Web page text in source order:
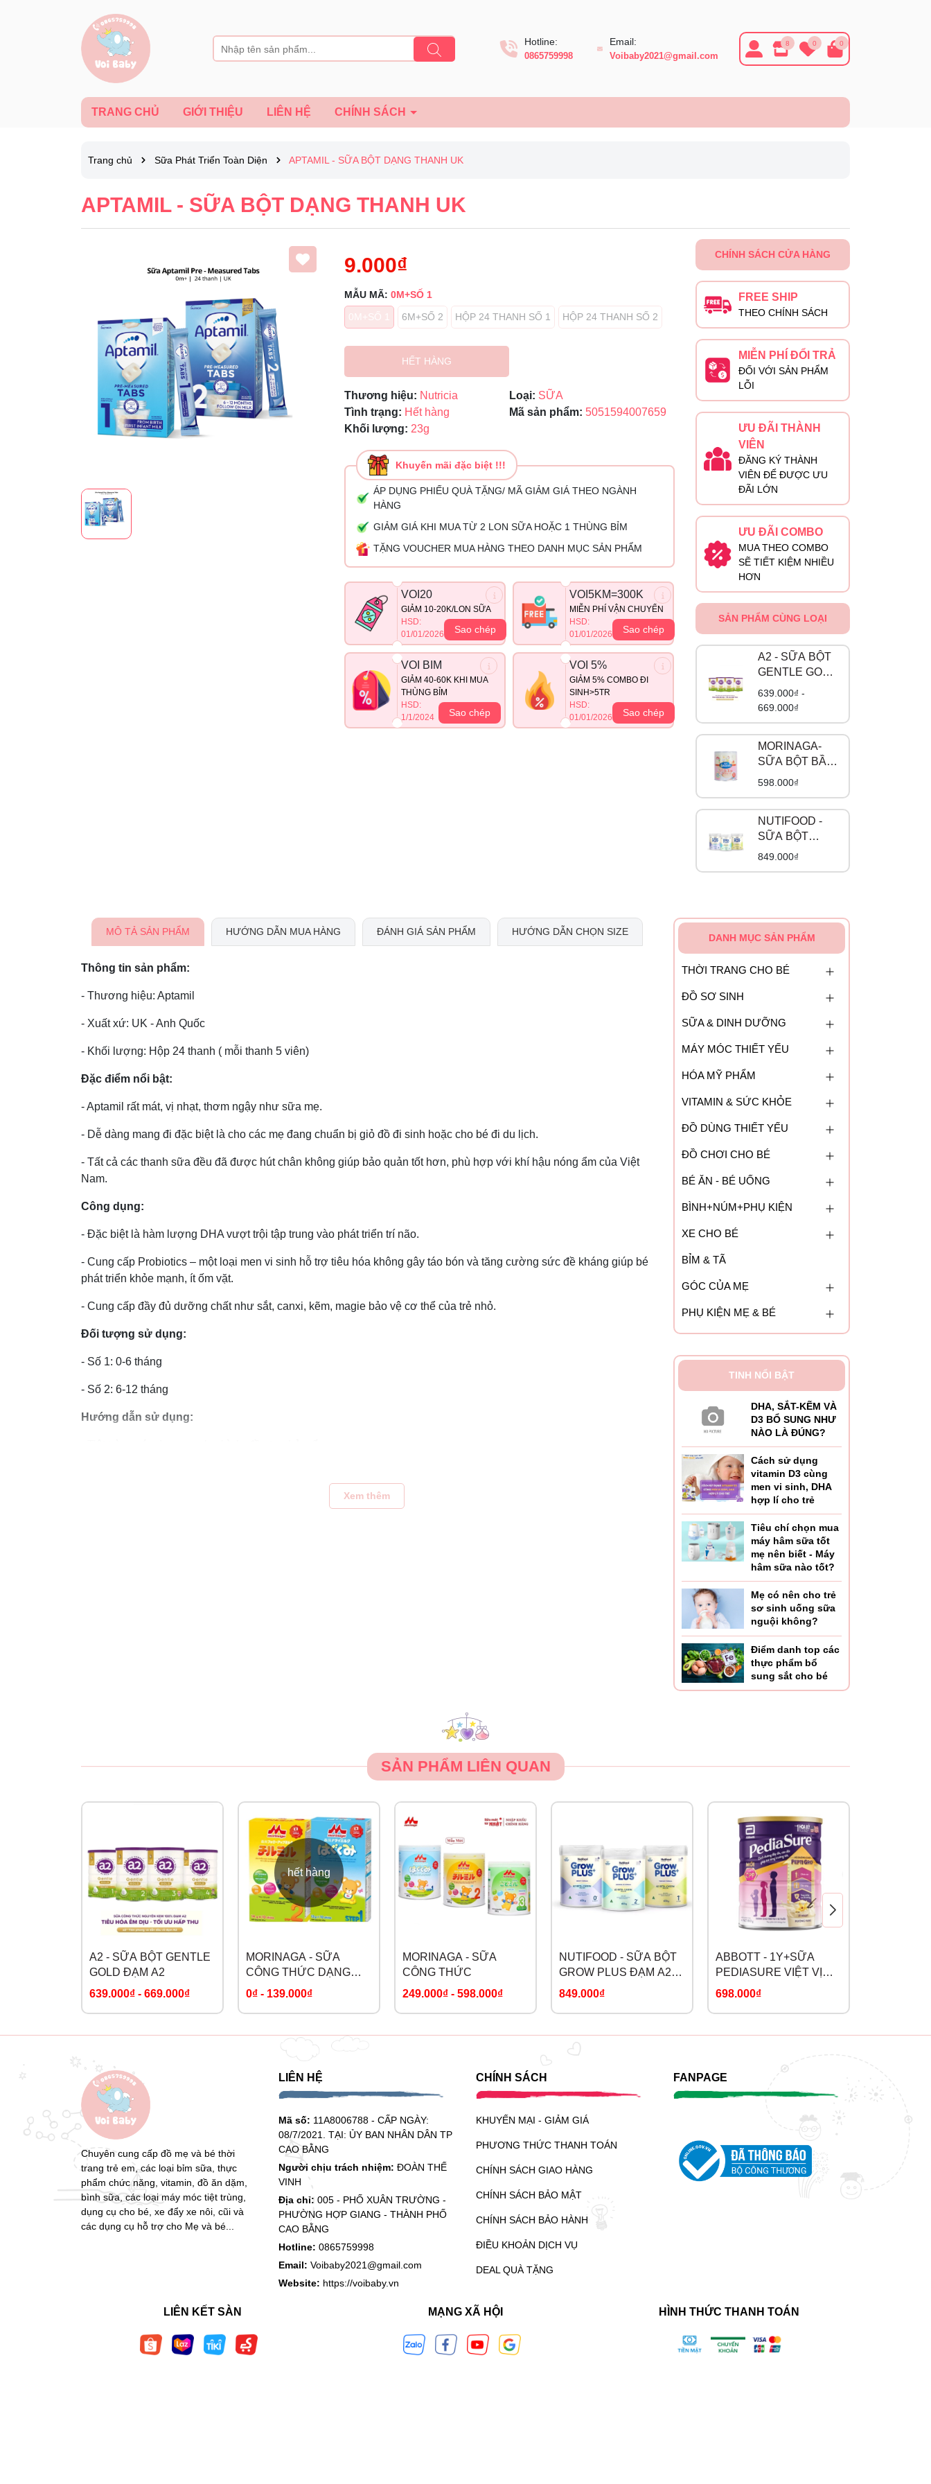
Hotline:
0865759998
Email:
Voibaby2021@gmail.com
8 0 0
TRANG CHỦ GIỚI THIỆU LIÊN HỆ CHÍNH SÁCH
Trang chủ Sữa Phát Triển Toàn Diện APTAMIL - SỮA BỘT DẠNG THANH UK
APTAMIL - SỮA BỘT DẠNG THANH UK
9.000₫
MẪU MÃ: 0M+SỐ 1
6M+SỐ 2 HỘP 24 THANH SỐ 1 HỘP 24 THANH SỐ 2
HẾT HÀNG
Thương hiệu: Nutricia Loại: SỮA
Tình trạng: Hết hàng Mã sản phẩm: 5051594007659
Khối lượng: 23g
Khuyến mãi đặc biệt !!!
ÁP DỤNG PHIẾU QUÀ TẶNG/ MÃ GIẢM GIÁ THEO NGÀNH
HÀNG
GIẢM GIÁ KHI MUA TỪ 2 LON SỮA HOẶC 1 THÙNG BỈM
TẶNG VOUCHER MUA HÀNG THEO DANH MỤC SẢN PHẨM
VOI20
GIẢM 10-20K/LON SỮA
HSD:
01/01/2026
Sao chép
VOI5KM=300K
MIỄN PHÍ VẬN CHUYỂN
HSD:
01/01/2026
Sao chép
VOI BIM
GIẢM 40-60K KHI MUA
THÙNG BỈM
HSD:
1/1/2024
Sao chép
VOI 5%
GIẢM 5% COMBO ĐI
SINH>5TR
HSD:
01/01/2026
Sao chép
Mã giảm giá:
Ngày hết hạn:
CHÍNH SÁCH CỬA HÀNG
FREE SHIP
THEO CHÍNH SÁCH
MIỄN PHÍ ĐỔI TRẢ
ĐỐI VỚI SẢN PHẨM
LỖI
ƯU ĐÃI THÀNH
VIÊN
ĐĂNG KÝ THÀNH
VIÊN ĐỂ ĐƯỢC ƯU
ĐÃI LỚN
ƯU ĐÃI COMBO
MUA THEO COMBO
SẼ TIẾT KIỆM NHIỀU
HƠN
SẢN PHẨM CÙNG LOẠI
A2 - SỮA BỘT
GENTLE GOLD
ĐẠM A2
639.000₫ -
669.000₫
MORINAGA-
SỮA BỘT BẦU
VỊ TRÀ SỮA
598.000₫
NUTIFOOD -
SỮA BỘT
GROW PLUS
849.000₫
MÔ TẢ SẢN PHẨM HƯỚNG DẪN MUA HÀNG ĐÁNH GIÁ SẢN PHẨM HƯỚNG DẪN CHỌN SIZE
Thông tin sản phẩm:
- Thương hiệu: Aptamil
- Xuất xứ: UK - Anh Quốc
- Khối lượng: Hộp 24 thanh ( mỗi thanh 5 viên)
Đặc điểm nổi bật:
- Aptamil rất mát, vị nhạt, thơm ngậy như sữa mẹ.
- Dễ dàng mang đi đặc biệt là cho các mẹ đang chuẩn bị giỏ đồ đi sinh hoặc cho bé đi du lịch.
- Tất cả các thanh sữa đều đã được hút chân không giúp bảo quản tốt hơn, phù hợp với khí hậu nóng ẩm của Việt
Nam.
Công dụng:
- Đặc biệt là hàm lượng DHA vượt trội tập trung vào phát triển trí não.
- Cung cấp Probiotics – một loại men vi sinh hỗ trợ tiêu hóa không gây táo bón và tăng cường sức đề kháng giúp bé
phát triển khỏe mạnh, ít ốm vặt.
- Cung cấp đầy đủ dưỡng chất như sắt, canxi, kẽm, magie bảo vệ cơ thể của trẻ nhỏ.
Đối tượng sử dụng:
- Số 1: 0-6 tháng
- Số 2: 6-12 tháng
Hướng dẫn sử dụng:
Xem thêm
DANH MỤC SẢN PHẨM
THỜI TRANG CHO BÉ
ĐỒ SƠ SINH
SỮA & DINH DƯỠNG
MÁY MÓC THIẾT YẾU
HÓA MỸ PHẨM
VITAMIN & SỨC KHỎE
ĐỒ DÙNG THIẾT YẾU
ĐỒ CHƠI CHO BÉ
BÉ ĂN - BÉ UỐNG
BÌNH+NÚM+PHỤ KIỆN
XE CHO BÉ
BỈM & TÃ
GÓC CỦA MẸ
PHỤ KIỆN MẸ & BÉ
TINH NỔI BẬT
DHA, SẮT-KẼM VÀ
D3 BỔ SUNG NHƯ
NÀO LÀ ĐÚNG?
Cách sử dụng
vitamin D3 cùng
men vi sinh, DHA
hợp lí cho trẻ
Tiêu chí chọn mua
máy hâm sữa tốt
mẹ nên biết - Máy
hâm sữa nào tốt?
Mẹ có nên cho trẻ
sơ sinh uống sữa
nguội không?
Điểm danh top các
thực phẩm bổ
sung sắt cho bé
SẢN PHẨM LIÊN QUAN
A2 - SỮA BỘT GENTLE
GOLD ĐẠM A2
639.000₫ - 669.000₫
hết hàng
MORINAGA - SỮA
CÔNG THỨC DẠNG
GÓI
0₫ - 139.000₫
MORINAGA - SỮA
CÔNG THỨC
249.000₫ - 598.000₫
NUTIFOOD - SỮA BỘT
GROW PLUS ĐẠM A2
BETA CASEIN
849.000₫
ABBOTT - 1Y+SỮA
PEDIASURE VIỆT VỊ
VANI
698.000₫
Chuyên cung cấp đồ mẹ và bé thời
trang trẻ em, các loại bỉm sữa, thực
phẩm chức năng, vitamin, đồ ăn dặm,
bình sữa, các loại máy móc tiệt trùng,
dụng cụ cho bé, xe đẩy xe nôi, cũi và
các dụng cụ hỗ trợ cho Mẹ và bé...
LIÊN HỆ
Mã số: 11A8006788 - CẤP NGÀY:
08/7/2021. TẠI: ỦY BAN NHÂN DÂN TP
CAO BẰNG
Người chịu trách nhiệm: ĐOÀN THẾ
VINH
Địa chỉ: 005 - PHỐ XUÂN TRƯỜNG -
PHƯỜNG HỢP GIANG - THÀNH PHỐ
CAO BẰNG
Hotline: 0865759998
Email: Voibaby2021@gmail.com
Website: https://voibaby.vn
CHÍNH SÁCH
KHUYẾN MẠI - GIẢM GIÁ
PHƯƠNG THỨC THANH TOÁN
CHÍNH SÁCH GIAO HÀNG
CHÍNH SÁCH BẢO MẬT
CHÍNH SÁCH BẢO HÀNH
ĐIỀU KHOẢN DỊCH VỤ
DEAL QUÀ TẶNG
FANPAGE
LIÊN KẾT SÀN MẠNG XÃ HỘI HÌNH THỨC THANH TOÁN